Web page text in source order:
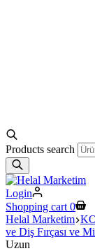
Products search
Login
Shopping cart 0
Helal Marketim
ve Diş Fırçası ve
Uzun